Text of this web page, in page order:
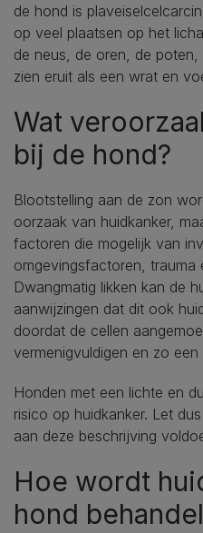
de hond is
op veel plaatsen op het
de neus, de oren, de
zien eruit als een wrat en
Wat
bij de hond?
Blootstelling aan de zon
oorzaak van huidkanker,
factoren die mogelijk van
omgevingsfactoren, trauma
Dwangmatig likken kan de
aanwijzingen dat dit ook
doordat de cellen
vermenigvuldigen en zo
Honden met een lichte en
risico op huidkanker. Let
aan deze beschrijving
Hoe wordt
hond